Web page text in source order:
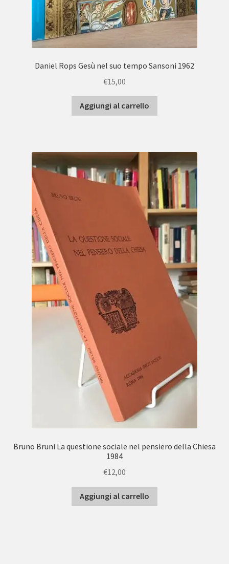
Daniel Rops Gesù nel suo tempo Sansoni 1962
€15,00
Aggiungi al carrello
Bruno Bruni La questione sociale nel pensiero della Chiesa
1984
€12,00
Aggiungi al carrello